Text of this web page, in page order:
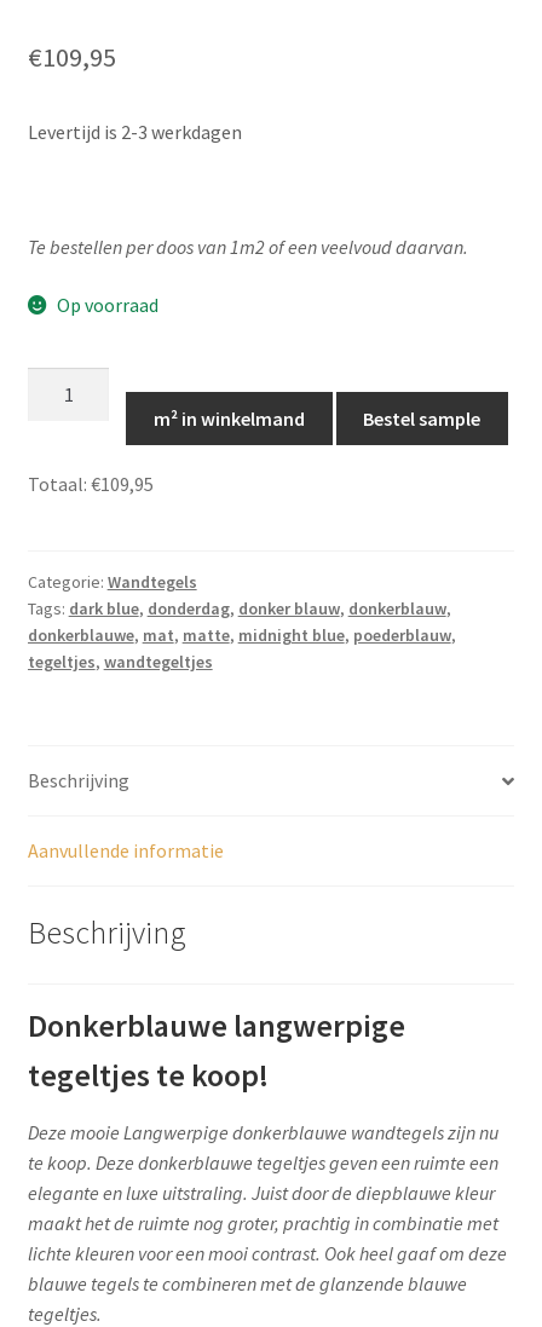
€109,95
Levertijd is 2-3 werkdagen
Te bestellen per doos van 1m2 of een veelvoud daarvan.
Op voorraad
donkerblauwe
30cm,
LS011
aantal
m² in winkelmand Bestel sample
Totaal: €109,95
Categorie: Wandtegels
Tags: dark blue, donderdag, donker blauw, donkerblauw,
donkerblauwe, mat, matte, midnight blue, poederblauw,
tegeltjes, wandtegeltjes
Beschrijving
Aanvullende informatie
Beschrijving
Donkerblauwe langwerpige
tegeltjes te koop!
Deze mooie Langwerpige donkerblauwe wandtegels zijn nu
te koop. Deze donkerblauwe tegeltjes geven een ruimte een
elegante en luxe uitstraling. Juist door de diepblauwe kleur
maakt het de ruimte nog groter, prachtig in combinatie met
lichte kleuren voor een mooi contrast. Ook heel gaaf om deze
blauwe tegels te combineren met de glanzende blauwe
tegeltjes.